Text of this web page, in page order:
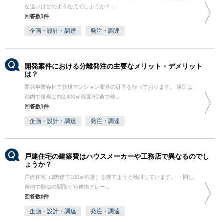
な違いはどのような点でしょうか？ ...
回答数1件
企画・設計・調達 発注・調達
開発案件における分離発注の主要なメリット・デメリット
は？
開発事業会社で新規マンション案件の計画を行っております。 場所は
都内で規模は約2,400㎡程度RC造で検...
回答数1件
企画・設計・調達 発注・調達
戸建住宅の建築費はハウスメーカーや工務店で異なるのでし
ょうか？
戸建住宅（2階建て100㎡程度）を建てようと検討しています。 ・同じ
敷地で類似の間取りや建物グレー...
回答数0件
企画・設計・調達 発注・調達